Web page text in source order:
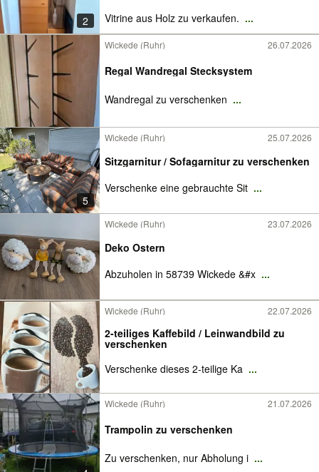
2 Vitrine aus Holz zu verkaufen. ...
Wickede (Ruhr) 26.07.2026
Regal Wandregal Stecksystem
Wandregal zu verschenken ...
5
Wickede (Ruhr) 25.07.2026
Sitzgarnitur / Sofagarnitur zu verschenken
Verschenke eine gebrauchte Sit ...
Wickede (Ruhr) 23.07.2026
Deko Ostern
Abzuholen in 58739 Wickede &#x ...
Wickede (Ruhr) 22.07.2026
2-teiliges Kaffebild / Leinwandbild zu
verschenken
Verschenke dieses 2-teilige Ka ...
Wickede (Ruhr) 21.07.2026
Trampolin zu verschenken
Zu verschenken, nur Abholung i ...